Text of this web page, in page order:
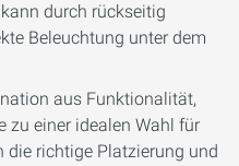
durch rückseitig
Beleuchtung unter dem
aus Funktionalität,
zu einer idealen Wahl für
die richtige Platzierung und